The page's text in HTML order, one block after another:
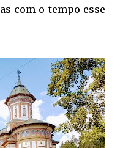
com o tempo esse